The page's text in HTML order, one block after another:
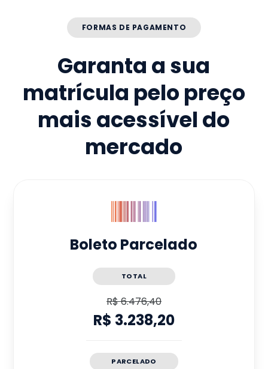
FORMAS DE PAGAMENTO
Garanta a sua
matrícula pelo preço
mais acessível do
mercado
Boleto Parcelado
TOTAL
R$ 6.476,40
R$ 3.238,20
PARCELADO